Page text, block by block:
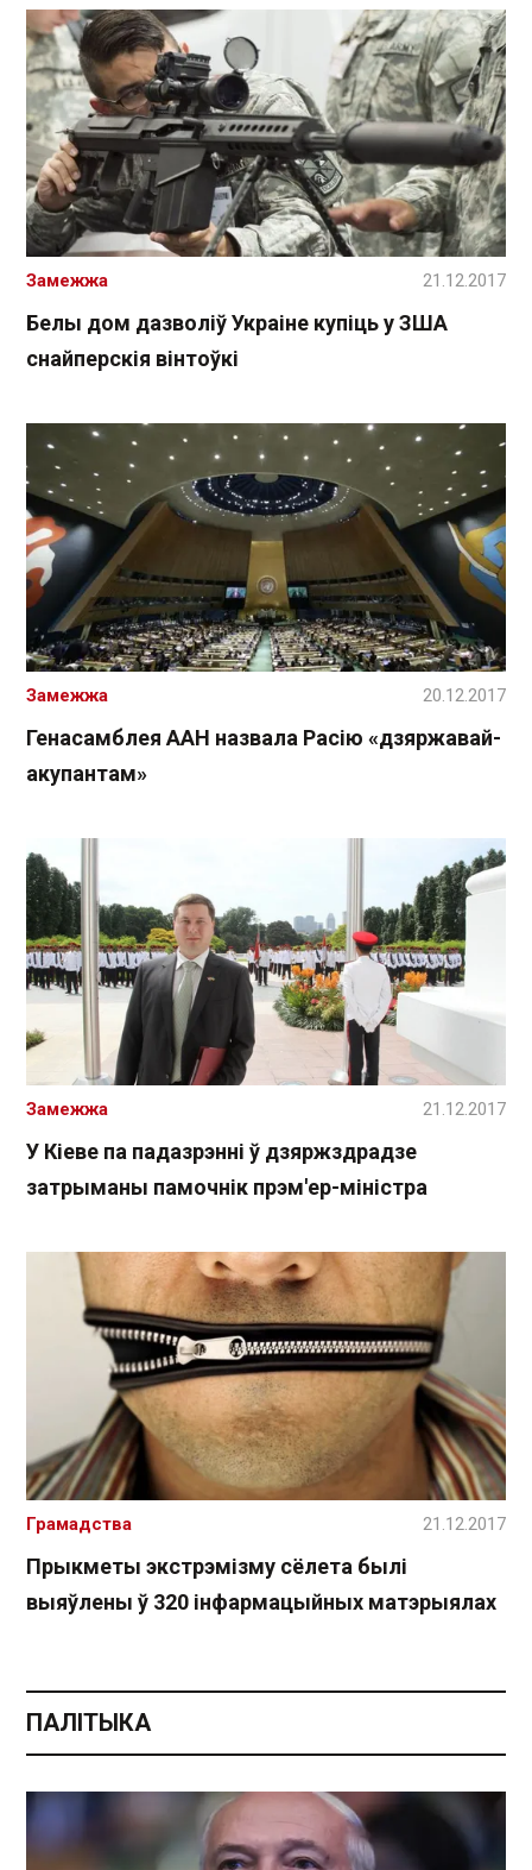
Белы дом дазволіў Украіне купіць у ЗША
снайперскія вінтоўкі
Замежжа 21.12.2017
Генасамблея ААН назвала Расію «дзяржавай-
акупантам»
Замежжа 20.12.2017
У Кіеве па падазрэнні ў дзяржздрадзе
затрыманы памочнік прэм'ер-міністра
Замежжа 21.12.2017
Прыкметы экстрэмізму сёлета былі
выяўлены ў 320 інфармацыйных матэрыялах
Грамадства 21.12.2017
ПАЛІТЫКА